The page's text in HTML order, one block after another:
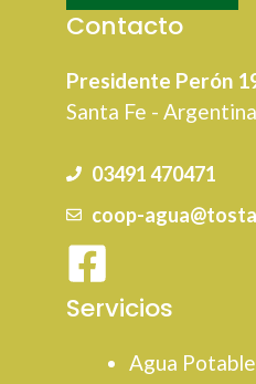
Contacto
Presidente Perón
Santa Fe - Argentina
03491 470471
coop-
Servicios
Agua Potable